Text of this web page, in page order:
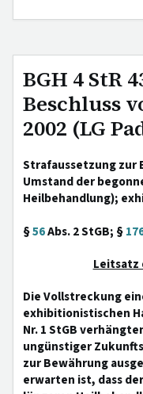
BGH 4 StR
Beschluss
2002 (LG
Strafaussetzung zur
Umstand der
Heilbehandlung);
§56Abs. 2 StGB; §
Leitsatz
Die Vollstreckung
exhibitionistischen
Nr. 1 StGB
ungünstiger
zur Bewährung
erwarten ist, dass